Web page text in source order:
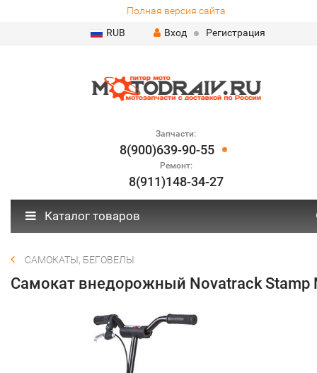
Полная версия сайта
RUB
Вход Регистрация
Запчасти:
8(900)639-90-55
Ремонт:
8(911)148-34-27
Каталог товаров
САМОКАТЫ, БЕГОВЕЛЫ
Самокат внедорожный Novatrack